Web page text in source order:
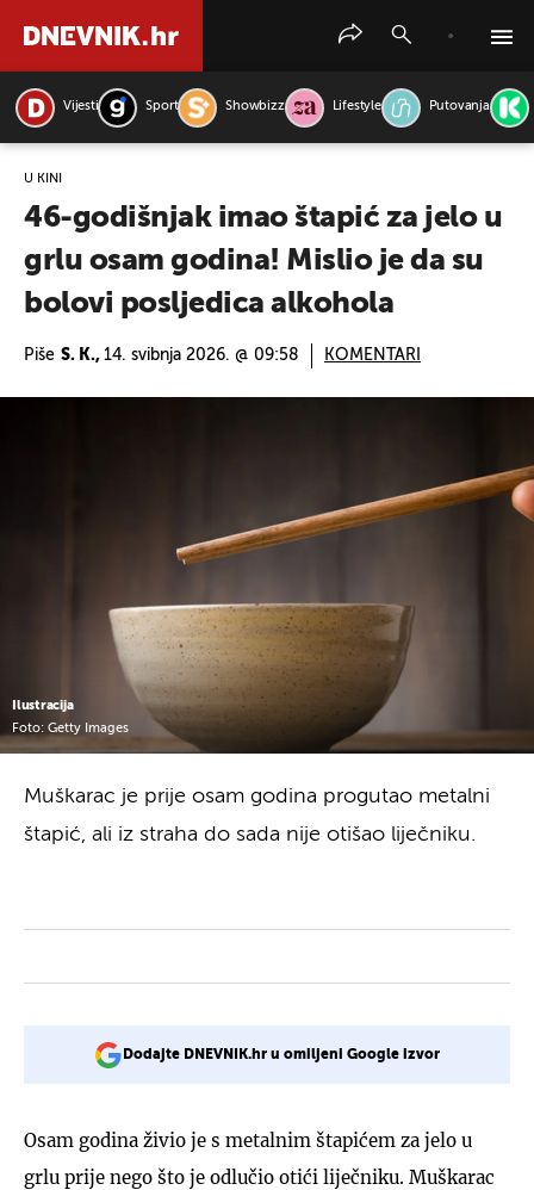
Vijesti Sport Showbizz Lifestyle Putovanja
U KINI
46-godišnjak imao štapić za jelo u
grlu osam godina! Mislio je da su
bolovi posljedica alkohola
Piše S. K., 14. svibnja 2026. @ 09:58 KOMENTARI
Ilustracija
Foto: Getty Images
Muškarac je prije osam godina progutao metalni
štapić, ali iz straha do sada nije otišao liječniku.
Dodajte DNEVNIK.hr u omiljeni Google izvor
Osam godina živio je s metalnim štapićem za jelo u
grlu prije nego što je odlučio otići liječniku. Muškarac
PRETRAŽITE VIJESTI